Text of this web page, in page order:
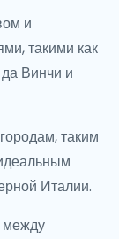
и
такими как
Винчи и
таким
Италии.
между